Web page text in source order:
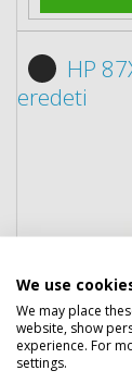
HP
eredeti
We use
We may place
website, show
experience. For
settings.